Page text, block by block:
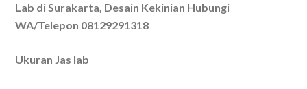
Lab di Surakarta, Desain Kekinian Hubungi
WA/Telepon 08129291318
Ukuran Jas lab